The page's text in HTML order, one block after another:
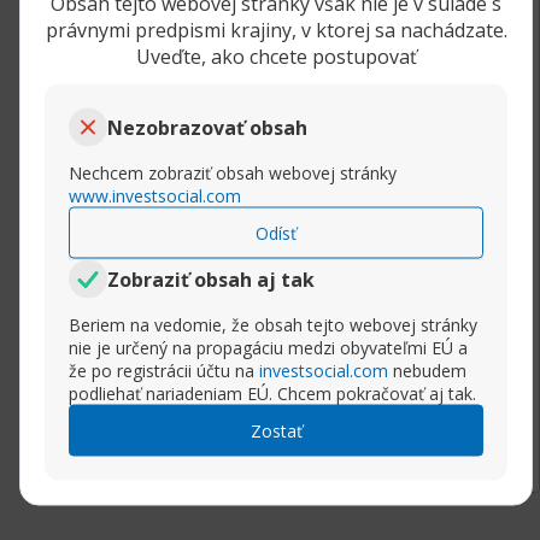
právnymi predpismi krajiny, v ktorej sa nachádzate.
Uveďte, ako chcete postupovať
Nezobrazovať obsah
Nechcem zobraziť obsah webovej stránky
www.investsocial.com
Odísť
Zobraziť obsah aj tak
Beriem na vedomie, že obsah tejto webovej stránky
nie je určený na propagáciu medzi obyvateľmi EÚ a
že po registrácii účtu na investsocial.com nebudem
podliehať nariadeniam EÚ. Chcem pokračovať aj tak.
Zostať
Dogecoin je open-source kryptomena a
na rovnakom princípe ako Bitcoin. Sieť
poplatkom aj lacnejšie. Za zmienku stojí tiež
silná a priateľská komunita užívateľov. Logo i
názov kryptomeny odkazujú na populárnej
obrázok psa Shiba-Inu (meme Doge). Nie je tak
divu, že táto kryptomena pôsobí vo svete
digitálnych mien tak trochu ako recesia.
V porovnaní s ostatnými kryptomeny
neponúka Dogecoin prakticky žiadne technické
výhody ani unikátne funkcie. Aj napriek tomu
Za tento úspech vďačí Dogecoin predovšetkým